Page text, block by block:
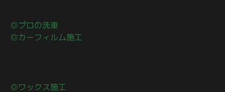
◎プロの洗車
◎カーフィルム施工
◎ワックス施工